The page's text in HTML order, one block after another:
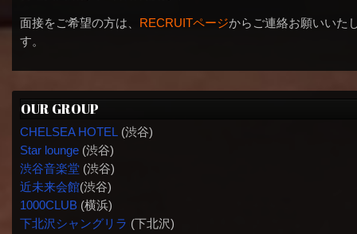
面接をご希望の方は、 RECRUITページからご連絡お願いいた
す。
OUR GROUP
CHELSEA HOTEL (渋谷)
Star lounge(渋谷)
渋谷音楽堂(渋谷)
近未来会館(渋谷)
1000CLUB(横浜)
下北沢シャングリラ (下北沢)